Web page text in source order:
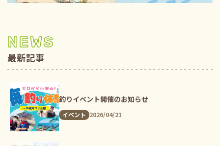
NEWS
最新記事
釣りイベント開催のお知らせ
イベント 2026/04/21